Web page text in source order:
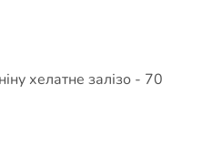
хелатне залізо - 70